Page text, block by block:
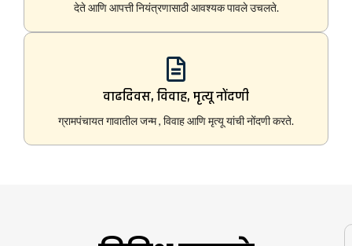
देते आणि आपत्ती नियंत्रणासाठी आवश्यक पावले उचलते.
वाढदिवस, विवाह, मृत्यू नोंदणी
ग्रामपंचायत गावातील जन्म , विवाह आणि मृत्यू यांची नोंदणी करते.